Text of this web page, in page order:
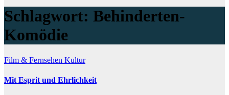
Schlagwort: Behinderten-
Komödie
Film & Fernsehen Kultur
Mit Esprit und Ehrlichkeit